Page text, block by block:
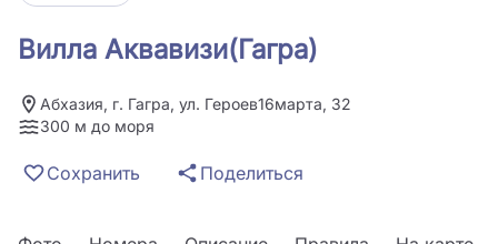
Вилла Аквавизи(Гагра)
Абхазия, г. Гагра, ул. Героев16марта, 32
300 м до моря
Сохранить Поделиться